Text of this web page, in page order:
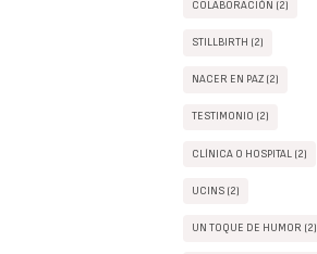
COLABORACIÓN (2)
STILLBIRTH (2)
NACER EN PAZ (2)
TESTIMONIO (2)
CLÍNICA O HOSPITAL (2)
UCINS (2)
UN TOQUE DE HUMOR (2)